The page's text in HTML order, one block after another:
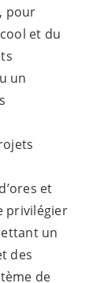
pour
et du
un
et
privilégier
un
des
de